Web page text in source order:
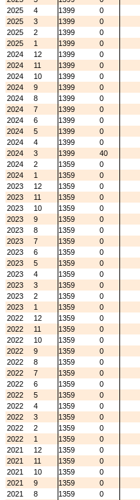
2025
4 1399
0
2025
3 1399
0
2025
2 1399
0
2025
1 1399
0
2024
12 1399
0
2024
11 1399
0
2024
10 1399
0
2024
9 1399
0
2024
8 1399
0
2024
7 1399
0
2024
6 1399
0
2024
5 1399
0
2024
4 1399
0
2024
3 1399
40
2024
2 1359
0
2024
1 1359
0
2023
12 1359
0
2023
11 1359
0
2023
10 1359
0
2023
9 1359
0
2023
8 1359
0
2023
7 1359
0
2023
6 1359
0
2023
5 1359
0
2023
4 1359
0
2023
3 1359
0
2023
2 1359
0
2023
1 1359
0
2022
12 1359
0
2022
11 1359
0
2022
10 1359
0
2022
9 1359
0
2022
8 1359
0
2022
7 1359
0
2022
6 1359
0
2022
5 1359
0
2022
4 1359
0
2022
3 1359
0
2022
2 1359
0
2022
1 1359
0
2021
12 1359
0
2021
11 1359
0
2021
10 1359
0
2021
9 1359
0
2021
8 1359
0